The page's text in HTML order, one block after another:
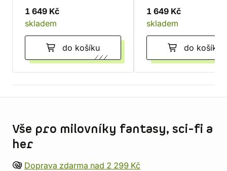
1 649 Kč
skladem
do košíku
1 649 Kč
skladem
do košíku
Vše pro milovníky fantasy, sci-fi a
her
Doprava zdarma nad 2 299 Kč